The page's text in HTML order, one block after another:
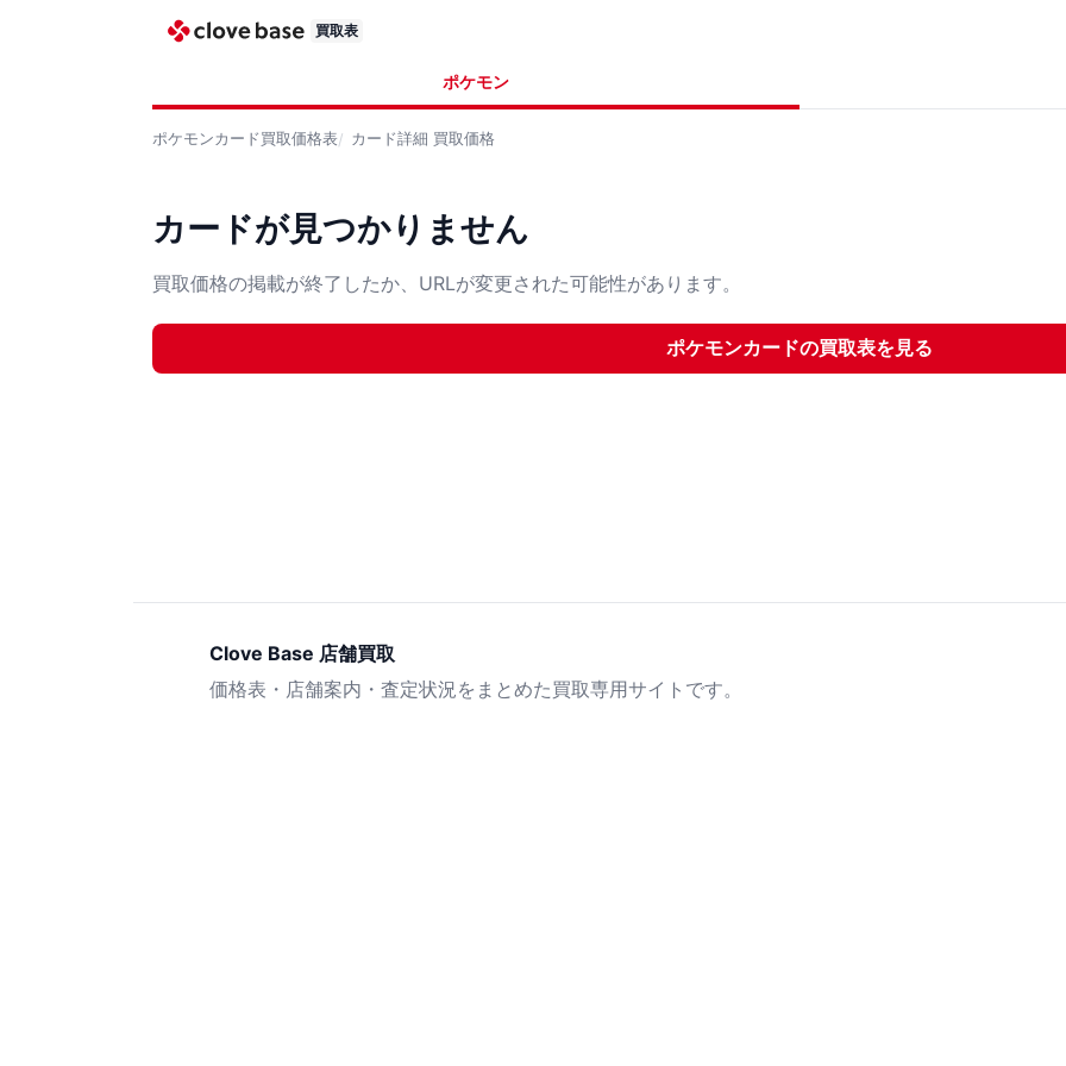
買取表
ポケモン
ポケモンカード買取価格表 カード詳細 買取価格
カードが見つかりません
買取価格の掲載が終了したか、URLが変更された可能性があります。
ポケモンカードの買取表を見る
Clove Base 店舗買取
価格表・店舗案内・査定状況をまとめた買取専用サイトです。